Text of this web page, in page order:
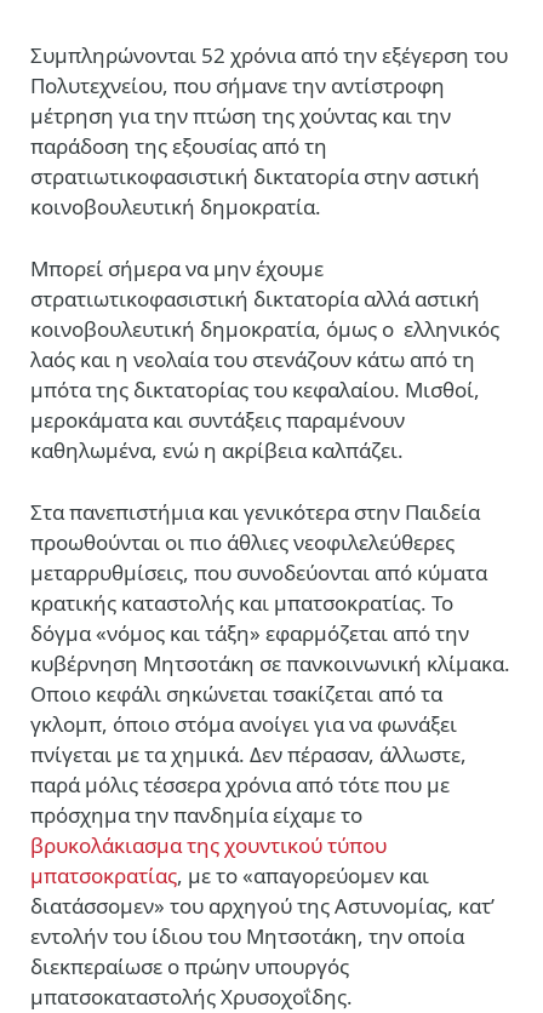
Συμπληρώνονται 52 χρόνια από την εξέγερση του
Πολυτεχνείου, που σήμανε την αντίστροφη
μέτρηση για την πτώση της χούντας και την
παράδοση της εξουσίας από τη
στρατιωτικοφασιστική δικτατορία στην αστική
κοινοβουλευτική δημοκρατία.
Μπορεί σήμερα να μην έχουμε
στρατιωτικοφασιστική δικτατορία αλλάαστική
κοινοβουλευτική δημοκρατία, όμως ο ελληνικός
λαός και η νεολαία του στενάζουν κάτω από τη
μπότα της δικτατορίας του κεφαλαίου. Μισθοί,
μεροκάματα και συντάξεις παραμένουν
καθηλωμένα, ενώ η ακρίβεια καλπάζει.
Στα πανεπιστήμια και γενικότερα στην Παιδεία
προωθούνται οι πιο άθλιες νεοφιλελεύθερες
μεταρρυθμίσεις, που συνοδεύονται από κύματα
κρατικής καταστολής και μπατσοκρατίας. Το
δόγμα «νόμος και τάξη» εφαρμόζεται από την
κυβέρνηση Μητσοτάκη σε πανκοινωνική κλίμακα.
Οποιο κεφάλι σηκώνεται τσακίζεται από τα
γκλομπ, όποιο στόμα ανοίγει για να φωνάξει
πνίγεται με τα χημικά. Δεν πέρασαν, άλλωστε,
παρά μόλις τέσσερα χρόνια από τότε που με
πρόσχημα την πανδημία είχαμετο
βρυκολάκιασμα της χουντικού τύπου
μπατσοκρατίας, με το «απαγορεύομεν και
διατάσσομεν» του αρχηγού της Αστυνομίας, κατ’
εντολήν του ίδιου του Μητσοτάκη, την οποία
διεκπεραίωσε ο πρώην υπουργός
μπατσοκαταστολής Χρυσοχοΐδης.